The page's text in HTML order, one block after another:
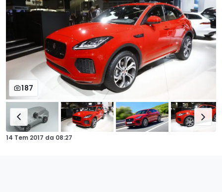
187
14 Tem 2017 da 08:27